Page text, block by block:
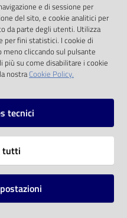
direttiva
d.lgs. 36/2006
e di sessione per
del sito, e cookie analitici per
da parte degli utenti. Utilizza
per fini statistici. I cookie di
cliccando sul pulsante
più su come disabilitare i cookie
nostraCookie Policy.
tecnici
tutti